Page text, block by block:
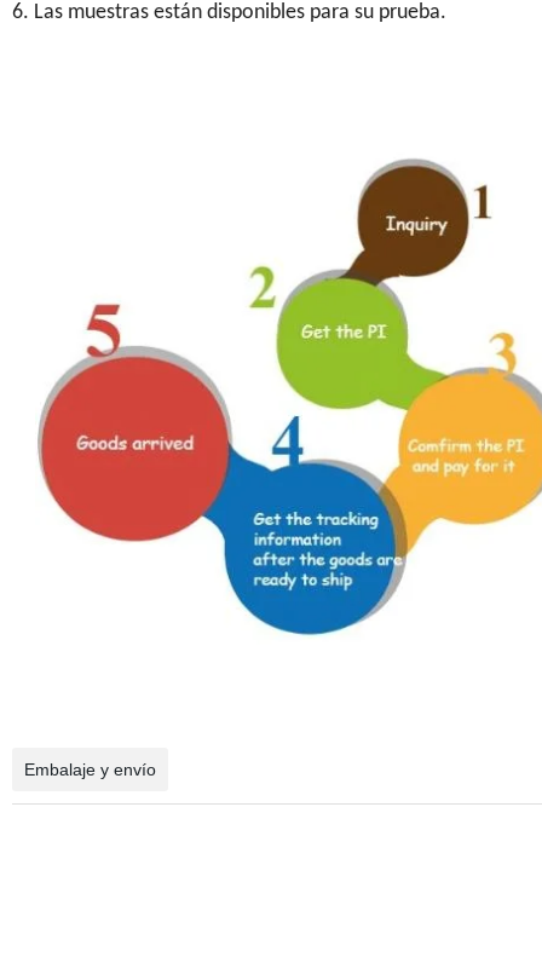
6. Las muestras están disponibles para su prueba.
Embalaje y envío